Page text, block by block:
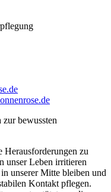
bewussten
Herausforderungen zu
unser Leben irritieren
unserer Mitte bleiben und
Kontakt pflegen.